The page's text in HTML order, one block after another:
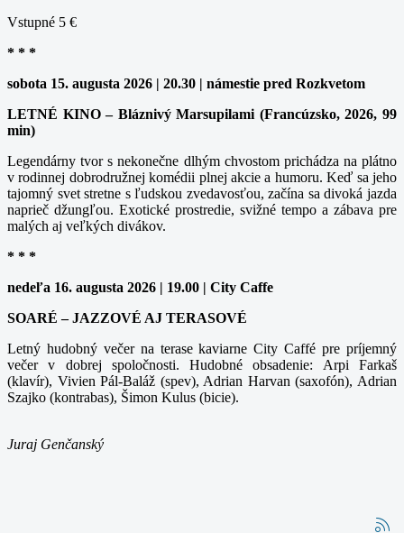
Vstupné 5 €
* * *
sobota 15. augusta 2026 | 20.30 | námestie pred Rozkvetom
LETNÉ KINO – Bláznivý Marsupilami (Francúzsko, 2026, 99
min)
Legendárny tvor s nekonečne dlhým chvostom prichádza na plátno
v rodinnej dobrodružnej komédii plnej akcie a humoru. Keď sa jeho
tajomný svet stretne s ľudskou zvedavosťou, začína sa divoká jazda
naprieč džungľou. Exotické prostredie, svižné tempo a zábava pre
malých aj veľkých divákov.
* * *
nedeľa 16. augusta 2026 | 19.00 | City Caffe
SOARÉ – JAZZOVÉ AJ TERASOVÉ
Letný hudobný večer na terase kaviarne City Caffé pre príjemný
večer v dobrej spoločnosti. Hudobné obsadenie: Arpi Farkaš
(klavír), Vivien Pál-Baláž (spev), Adrian Harvan (saxofón), Adrian
Szajko (kontrabas), Šimon Kulus (bicie).
Juraj Genčanský